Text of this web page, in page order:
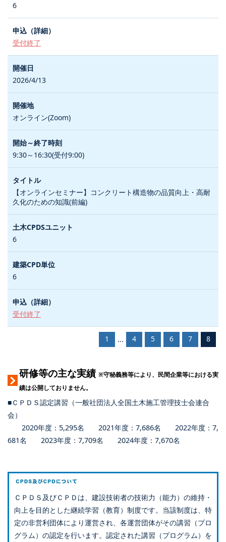
6
受付終了
2026/4/13
オンライン(Zoom)
9:30～16:30(受付9:00)
【オンラインセミナー】コンクリート構造物の品質向上・高耐
久化のための知識(前編)
6
6
受付終了
1 ... 4 5 6 7 8
研修等の主な実績 ※守秘義務等により、民間企業等における実
績は公開しておりません。
■ＣＰＤＳ認定講習（一般社団法人全国土木施工管理技士会連合
会）
2020年度：5,295名 2021年度：7,686名 2022年度：7,
681名 2023年度：7,709名 2024年度：7,670名
ＣＰＤＳ及びＣＰＤは、建設技術者の技術力（能力）の維持・
向上を目的とした継続学習（教育）制度です。当該制度は、特
定の非営利団体により運営され、各運営団体がその講習（プロ
グラム）の認定を行います。認定された講習（プログラム）を